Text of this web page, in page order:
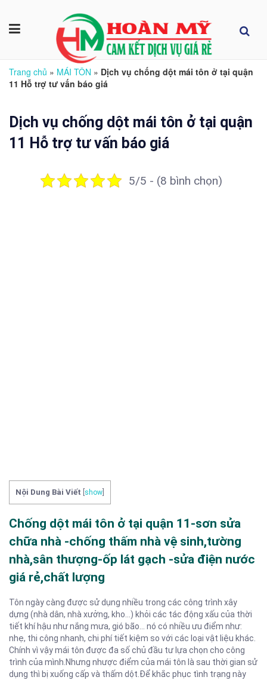
Trang chủ » MÁI TÔN » Dịch vụ chống dột mái tôn ở tại quận
11 Hỗ trợ tư vấn báo giá
Dịch vụ chống dột mái tôn ở tại quận
11 Hỗ trợ tư vấn báo giá
5/5 - (8 bình chọn)
Nội Dung Bài Viết show
Chống dột mái tôn ở tại quận 11-sơn sửa
chữa nhà -chống thấm nhà vệ sinh,tường
nhà,sân thượng-ốp lát gạch -sửa điện nước
giá rẻ,chất lượng
Tôn ngày càng được sử dụng nhiều trong các công trình xây
dựng (nhà dân, nhà xưởng, kho…) khỏi các tác động xấu của thời
tiết khí hậu như nắng mưa, gió bão… nó có nhiều ưu điểm như:
nhẹ, thi công nhanh, chi phí tiết kiệm so với các loại vật liệu khác.
Chính vì vậy mái tôn được đa số chủ đầu tư lựa chọn cho công
trình của mình.Nhưng nhược điểm của mái tôn là sau thời gian sử
dụng thì bị xuống cấp và thấm dột.Để khắc phục tình trạng này